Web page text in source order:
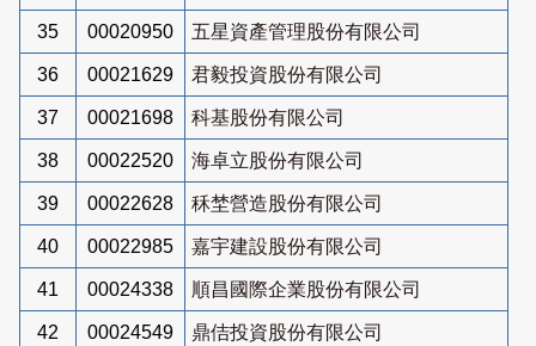
35 00020950 五星資產管理股份有限公司
36 00021629 君毅投資股份有限公司
37 00021698 科基股份有限公司
38 00022520 海卓立股份有限公司
39 00022628 秝埜營造股份有限公司
40 00022985 嘉宇建設股份有限公司
41 00024338 順昌國際企業股份有限公司
42 00024549 鼎佶投資股份有限公司